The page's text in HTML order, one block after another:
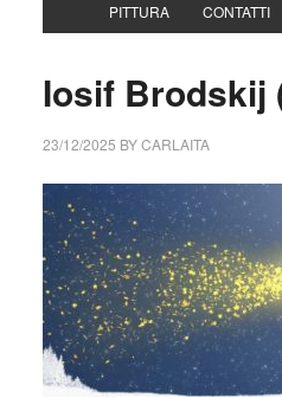
PITTURA CONTATTI
Iosif Brodskij
23/12/2025 BYCARLAITA